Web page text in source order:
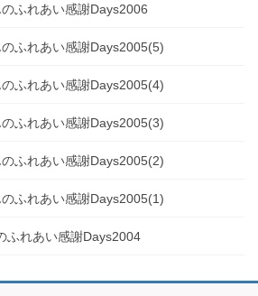
ふれあい感謝Days2006
ふれあい感謝Days2005(5)
ふれあい感謝Days2005(4)
ふれあい感謝Days2005(3)
ふれあい感謝Days2005(2)
ふれあい感謝Days2005(1)
ふれあい感謝Days2004